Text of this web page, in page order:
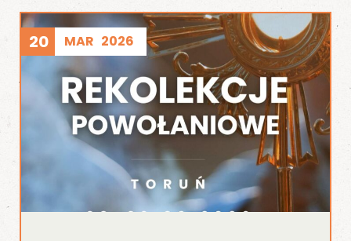
20 MAR 2026